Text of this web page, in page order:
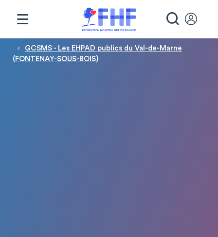
Fil d'Ariane
GCSMS - Les EHPAD publics du Val-de-Marne
(FONTENAY-SOUS-BOIS)
Panneau de gestion des cookies